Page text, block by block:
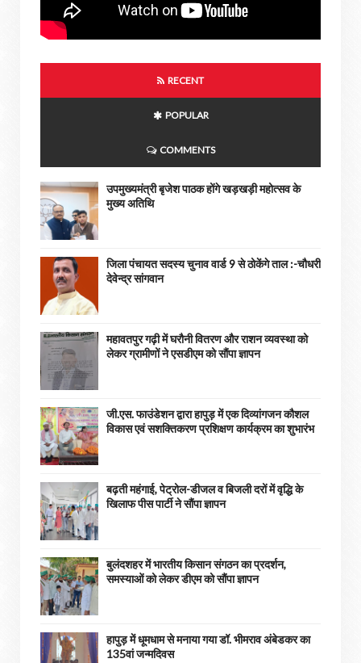
RECENT
POPULAR
COMMENTS
उपमुख्यमंत्री बृजेश पाठक होंगे खड़खड़ी महोत्सव के
मुख्य अतिथि
जिला पंचायत सदस्य चुनाव वार्ड 9 से ठोकेंगे ताल :-चौधरी
देवेन्द्र सांगवान
महावतपुर गढ़ी में घरौनी वितरण और राशन व्यवस्था को
लेकर ग्रामीणों ने एसडीएम को सौंपा ज्ञापन
जी.एस. फाउंडेशन द्वारा हापुड़ में एक दिव्यांगजन कौशल
विकास एवं सशक्तिकरण प्रशिक्षण कार्यक्रम का शुभारंभ
बढ़ती महंगाई, पेट्रोल-डीजल व बिजली दरों में वृद्धि के
खिलाफ पीस पार्टी ने सौंपा ज्ञापन
बुलंदशहर में भारतीय किसान संगठन का प्रदर्शन,
समस्याओं को लेकर डीएम को सौंपा ज्ञापन
हापुड़ में धूमधाम से मनाया गया डॉ. भीमराव अंबेडकर का
135वां जन्मदिवस